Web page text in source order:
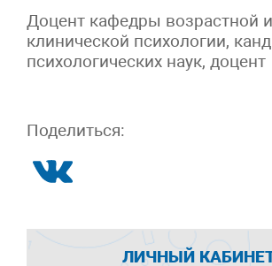
Доцент кафедры возрастной и
клинической психологии,
психологических наук, доцент
Поделиться:
ЛИЧНЫЙ